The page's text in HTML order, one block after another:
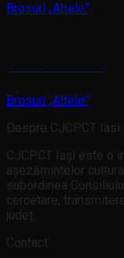
Brosuri „Altele”
Brosuri „Altele”
Despre CJCPCT Iasi
CJCPCT Iaşi este o
aşezămintelor
subordinea
cercetare,
județ.
Contact